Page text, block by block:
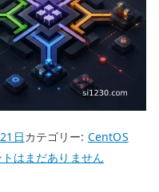
日カテゴリー: CentOS
はまだありません